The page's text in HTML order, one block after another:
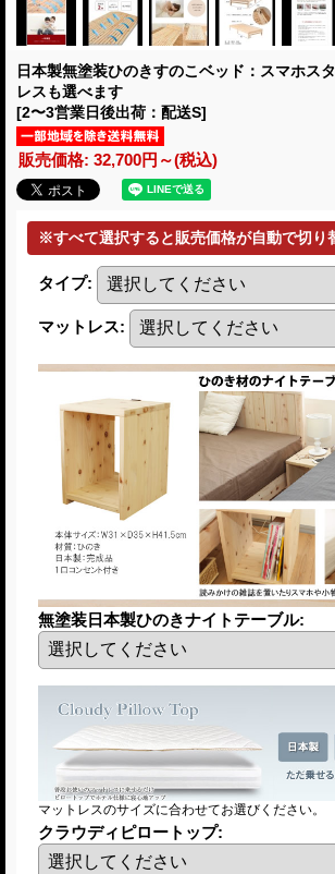
日本製無塗装ひのきすのこベッド：スマホス
レスも選べます
[2〜3営業日後出荷：配送S]
販売価格: 32,700円～(税込)
タイプ:
マットレス:
無塗装日本製ひのきナイトテーブル:
マットレスのサイズに合わせてお選びください。
クラウディピロートップ: